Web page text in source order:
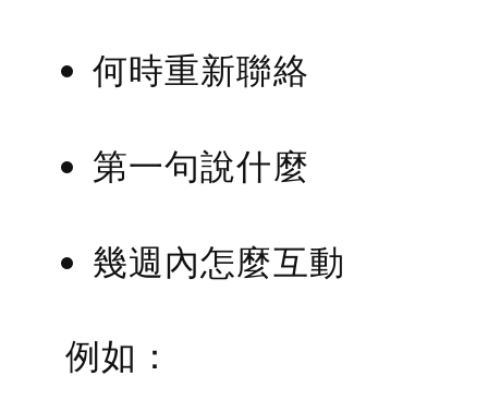
何時重新聯絡
第一句說什麼
幾週內怎麼互動
例如：